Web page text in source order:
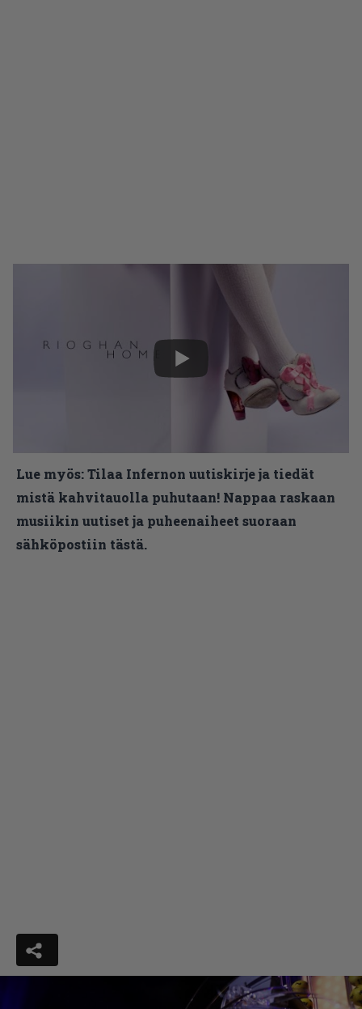
Lue myös:Tilaa Infernon uutiskirje ja tiedät
mistä kahvitauolla puhutaan! Nappaa raskaan
musiikin uutiset ja puheenaiheet suoraan
sähköpostiin tästä.